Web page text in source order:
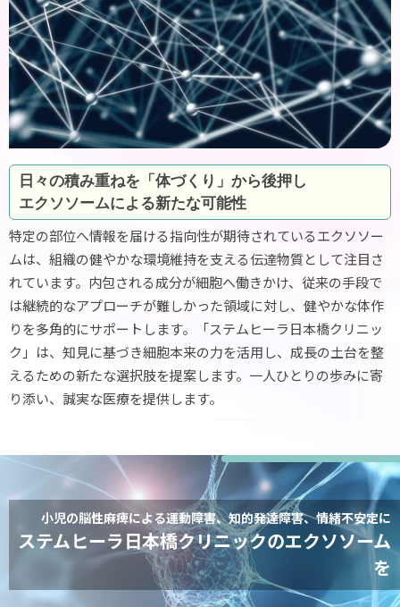
日々の積み重ねを「体づくり」から後押し
エクソソームによる新たな可能性
特定の部位へ情報を届ける指向性が期待されているエクソソー
ムは、組織の健やかな環境維持を支える伝達物質として注目さ
れています。内包される成分が細胞へ働きかけ、従来の手段で
は継続的なアプローチが難しかった領域に対し、健やかな体作
りを多角的にサポートします。「ステムヒーラ日本橋クリニッ
ク」は、知見に基づき細胞本来の力を活用し、成長の土台を整
えるための新たな選択肢を提案します。一人ひとりの歩みに寄
り添い、誠実な医療を提供します。
小児の脳性麻痺による運動障害、知的発達障害、情緒不安定に
ステムヒーラ日本橋クリニックのエクソソーム
を